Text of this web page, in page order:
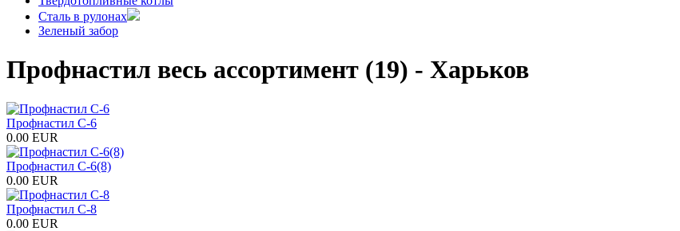
Сталь в рулонах
Зеленый забор
Профнастил весь ассортимент (19) - Харьков
Профнастил С-6
0.00 EUR
Профнастил С-6(8)
0.00 EUR
Профнастил С-8
0.00 EUR